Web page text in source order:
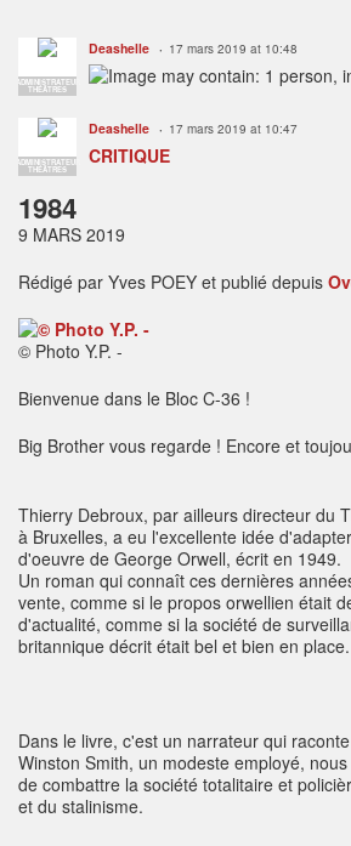
ADMINISTRATEUR
THÉÂTRES
Deashelle 17 mars 2019 at 10:48
ADMINISTRATEUR
THÉÂTRES
Deashelle 17 mars 2019 at 10:47
CRITIQUE
1984
9 MARS 2019
Rédigé par Yves POEY et publié depuis
© Photo Y.P. -
Bienvenue dans le Bloc C-36 !
Big Brother vous regarde ! Encore et
Thierry Debroux, par ailleurs directeur du
à Bruxelles, a eu l'excellente idée
d'oeuvre de George Orwell, écrit en 1949.
Un roman qui connaît ces dernières
vente, comme si le propos orwellien était
d'actualité, comme si la société de
britannique décrit était bel et bien en place.
Dans le livre, c'est un narrateur qui
Winston Smith, un modeste employé,
de combattre la société totalitaire et
et du stalinisme.